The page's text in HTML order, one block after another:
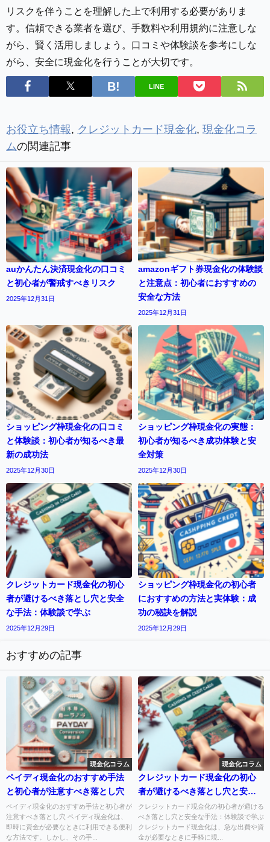
リスクを伴うことを理解した上で利用する必要がありま
す。信頼できる業者を選び、手数料や利用規約に注意しな
がら、賢く活用しましょう。口コミや体験談を参考にしな
がら、安全に現金化を行うことが大切です。
LINE
お役立ち情報, クレジットカード現金化, 現金化コラ
ムの関連記事
auかんたん決済現金化の口コミ
と初心者が警戒すべきリスク
2025年12月31日
amazonギフト券現金化の体験談
と注意点：初心者におすすめの
安全な方法
2025年12月31日
ショッピング枠現金化の口コミ
と体験談：初心者が知るべき最
新の成功法
2025年12月30日
ショッピング枠現金化の実態：
初心者が知るべき成功体験と安
全対策
2025年12月30日
クレジットカード現金化の初心
者が避けるべき落とし穴と安全
な手法：体験談で学ぶ
2025年12月29日
ショッピング枠現金化の初心者
におすすめの方法と実体験：成
功の秘訣を解説
2025年12月29日
おすすめの記事
現金化コラム
ペイディ現金化のおすすめ手法
と初心者が注意すべき落とし穴
ペイディ現金化のおすすめ手法と初心者が
注意すべき落とし穴 ペイディ現金化は、
即時に資金が必要なときに利用できる便利
な方法です。しかし、その手...
現金化コラム
クレジットカード現金化の初心
者が避けるべき落とし穴と安全
な手法：体験談で学ぶ
クレジットカード現金化の初心者が避ける
べき落とし穴と安全な手法：体験談で学ぶ
クレジットカード現金化は、急な出費や資
金が必要なときに手軽に現...